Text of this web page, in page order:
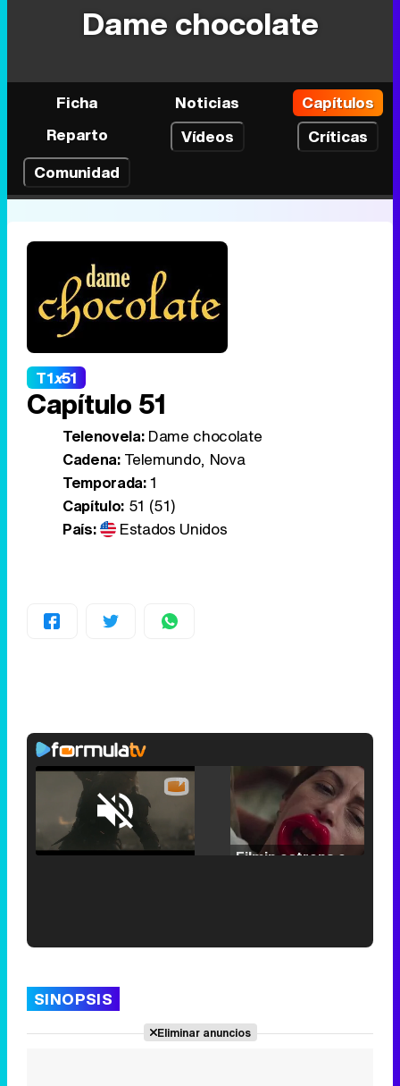
Dame chocolate
Ficha Noticias
Capítulos
Reparto
Vídeos
Críticas
Comunidad
T1x51
Capítulo 51
Telenovela:Dame chocolate
Cadena:Telemundo, Nova
Temporada:1
Capítulo:51 (51)
País:
Estados Unidos
Unmute /
Loaded
29.30%
SINOPSIS
Eliminar anuncios